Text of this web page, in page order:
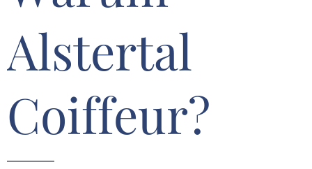
Alstertal
Coiffeur?